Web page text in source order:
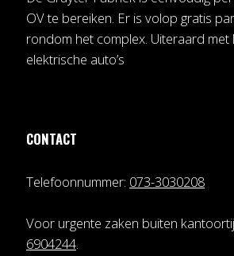
OV te bereiken. Er is volop gratis
rondom het complex. Uiteraard
elektrische auto’s
CONTACT
Telefoonnummer: 073-3030208
Voor urgente zaken buiten
6904244.